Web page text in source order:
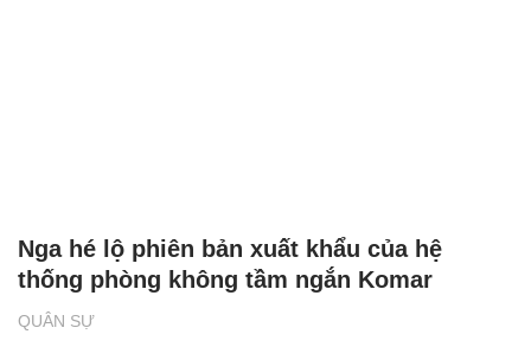
QUÂN SỰ
Nga hé lộ phiên bản xuất khẩu của hệ
thống phòng không tầm ngắn Komar